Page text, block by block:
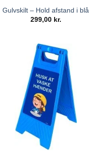
Gulvskilt – Hold afstand i blå
299,00 kr.